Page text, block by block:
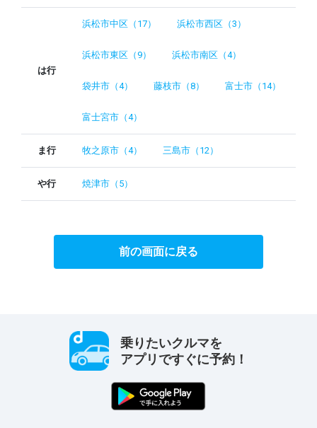
は行
浜松市中区（17） 浜松市西区（3）
浜松市東区（9） 浜松市南区（4）
袋井市（4） 藤枝市（8） 富士市（14）
富士宮市（4）
ま行 牧之原市（4） 三島市（12）
や行 焼津市（5）
前の画面に戻る
乗りたいクルマを
アプリですぐに予約！